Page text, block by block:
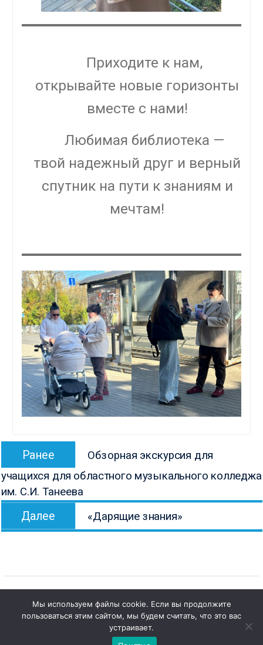
Приходите к нам,
открывайте новые горизонты
вместе с нами!
Любимая библиотека —
твой надежный друг и верный
спутник на пути к знаниям и
мечтам!
Навигация
записям
Ранее Предыдущая
запись:
Обзорная экскурсия для
учащихся для областного музыкального колледжа
им. С.И. Танеева
Далее
запись:
«Дарящие знания»
Copyright © Все права защищены.
КОНБ им. В.Г. Белинского
Мы используем файлы cookie. Если вы продолжите
пользоваться этим сайтом, мы будем считать, что это вас
устраивает.
1
Чат с
администратором